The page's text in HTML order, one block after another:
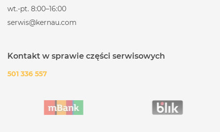
wt.-pt. 8:00–16:00
serwis@kernau.com
Kontakt w sprawie części serwisowych
501 336 557